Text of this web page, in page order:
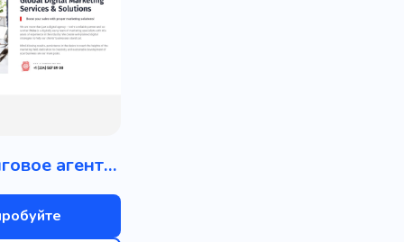
Маркетинговое агентство